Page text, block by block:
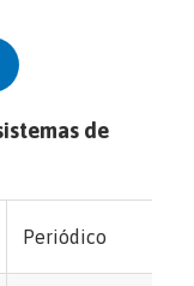
de
Periódico